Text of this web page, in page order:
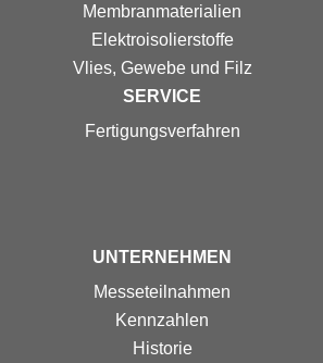
Membranmaterialien
Elektroisolierstoffe
Vlies, Gewebe und Filz
SERVICE
Fertigungs­verfahren
UNTERNEHMEN
Messe­teilnahmen
Kennzahlen
Historie